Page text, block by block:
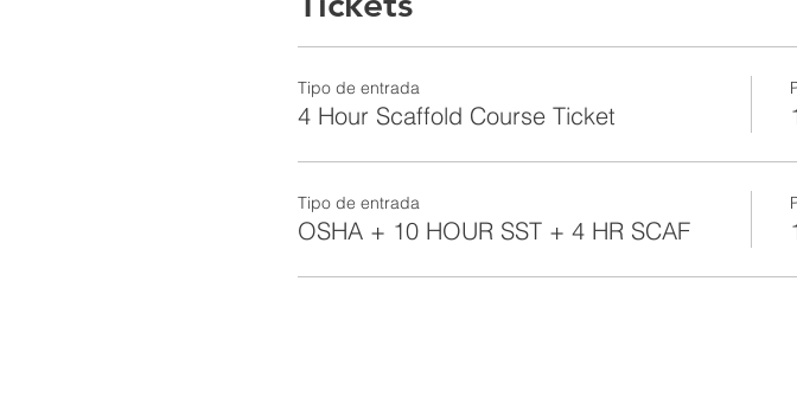
Tipo de entrada
4 Hour Scaffold Course Ticket
Tipo de entrada
OSHA + 10 HOUR SST + 4 HR SCAF